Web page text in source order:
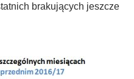
brakujących jeszcze